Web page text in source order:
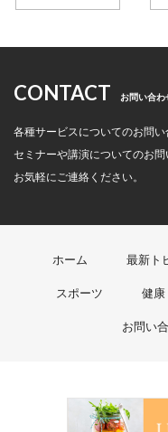
CONTACT お問い合わ
各種サービスについてのお問い
セミナーや講演についてのお問
お気軽にご連絡ください。
ホーム 最新ト
スポーツ 健康
お問い